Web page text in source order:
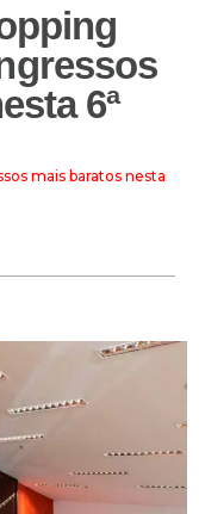
6ª
mais baratos nesta